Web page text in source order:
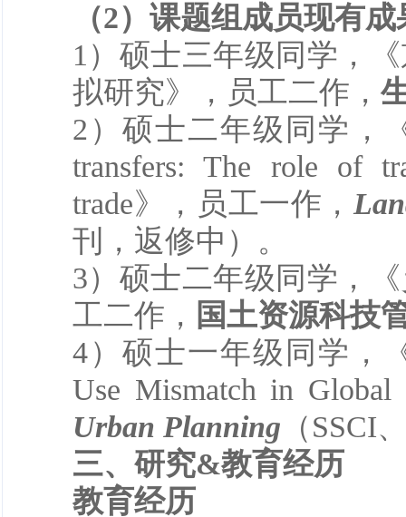
（2）课题组成员现有成
1）硕士三年级同学，《
拟研究》， 员工二作，
2）硕士二年级同学，《
transfers: The role of
trade》，员工一作，
刊，返修中）。
3）硕士二年级同学，
工二作， 国土资源科技
4）硕士一年级同学，《
Use Mismatch in
Urban Planning （SSCI
三、 研究&教育经历
教育经历